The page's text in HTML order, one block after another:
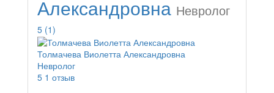
Александровна Невролог
5 (1)
Толмачева Виолетта Александровна
Невролог
5 1 отзыв